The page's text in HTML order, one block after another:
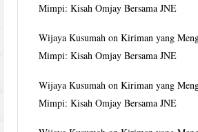
Mimpi: Kisah Omjay Bersama JNE
Wijaya Kusumah onKiriman yang
Mimpi: Kisah Omjay Bersama JNE
Wijaya Kusumah onKiriman yang
Mimpi: Kisah Omjay Bersama JNE